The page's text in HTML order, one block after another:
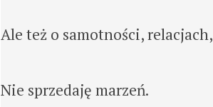
Ale też o samotności,
Nie sprzedaję marzeń.